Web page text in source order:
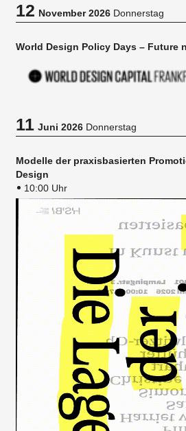
12November 2026 Donnerstag
World Design Policy Days – Future
11Juni 2026 Donnerstag
Modelle der praxisbasierten
Design
10:00 Uhr